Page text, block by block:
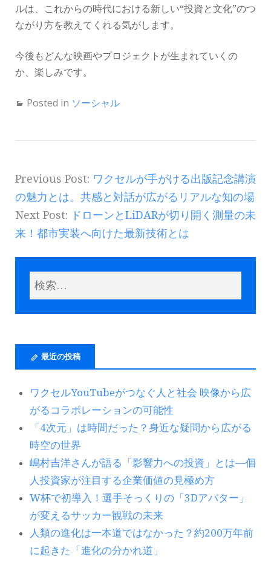
ルは、これからの時代における新しい“投資と文化”のつ
ながり方を教えてくれる気がします。
今後もどんな映画やプロジェクトが生まれていくの
か、楽しみです。
Posted in ソーシャル
Previous Post: ワクセルが手がける出版記念講演
の魅力とは。共感と対話が広がるリアルな知の場
Next Post: ドローンとLiDARが切り開く測量の未
来！都市実装へ向けた最新技術とは
最近の投稿
ワクセルYouTubeがつなぐ人と社会 映像から広
がるコラボレーションの可能性
「4次元」は時間だった？身近な疑問から広がる
時空の世界
嶋村吉洋さんが語る「影響力への投資」とは―個
人投資家が注目する企業価値の見極め方
W杯で初導入！選手そっくりの「3Dアバター」
が変えるサッカー観戦の未来
人類の進化は一本道ではなかった？約200万年前
に起きた「進化の分かれ道」